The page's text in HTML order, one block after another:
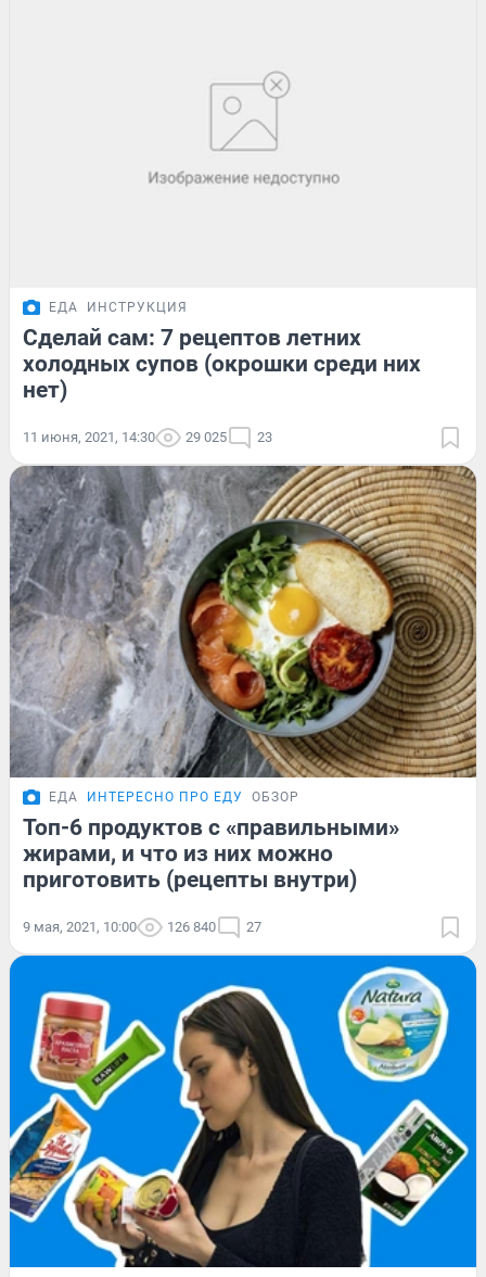
ЕДА ИНСТРУКЦИЯ
Сделай сам: 7 рецептов летних
холодных супов (окрошки среди них
нет)
11 июня, 2021, 14:30 29 025 23
ЕДА ИНТЕРЕСНО ПРО ЕДУ ОБЗОР
Топ-6 продуктов с «правильными»
жирами, и что из них можно
приготовить (рецепты внутри)
9 мая, 2021, 10:00 126 840 27